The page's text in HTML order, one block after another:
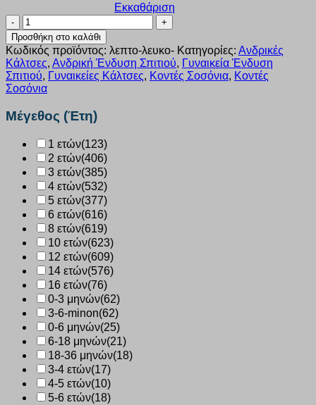
Εκκαθάριση
Κάλτσα
unisex
Ampo
Socks
Κοφτό
λεπτό
λευκό
ζεύγη
ποσότητα
Προσθήκη στο καλάθι
Κωδικός προϊόντος: λεπτο-λευκο- Κατηγορίες: Ανδρικές
Κάλτσες, Ανδρική Ένδυση Σπιτιού, Γυναικεία Ένδυση
Σπιτιού, Γυναικείες Κάλτσες, Κοντές Σοσόνια, Κοντές
Σοσόνια
Μέγεθος (Έτη)
1 ετών(123)
2 ετών(406)
3 ετών(385)
4 ετών(532)
5 ετών(377)
6 ετών(616)
8 ετών(619)
10 ετών(623)
12 ετών(609)
14 ετών(576)
16 ετών(76)
0-3 μηνών(62)
3-6-minon(62)
0-6 μηνών(25)
6-18 μηνών(21)
18-36 μηνών(18)
3-4 ετών(17)
4-5 ετών(10)
5-6 ετών(18)